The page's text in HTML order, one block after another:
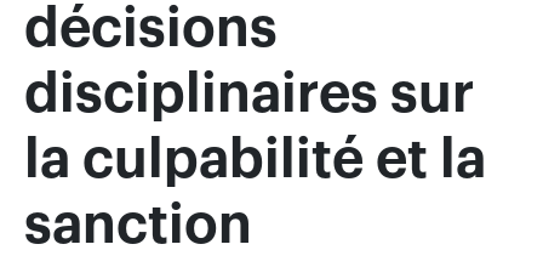
décisions
disciplinaires sur
la culpabilité et la
sanction